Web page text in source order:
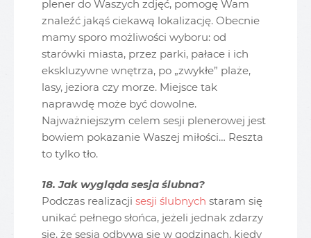
plener do Waszych zdjęć, pomogę Wam
znaleźć jakąś ciekawą lokalizację. Obecnie
mamy sporo możliwości wyboru: od
starówki miasta, przez parki, pałace i ich
ekskluzywne wnętrza, po „zwykłe” plaże,
lasy, jeziora czy morze. Miejsce tak
naprawdę może być dowolne.
Najważniejszym celem sesji plenerowej jest
bowiem pokazanie Waszej miłości… Reszta
to tylko tło.
18. Jak wygląda sesja ślubna?
Podczas realizacji sesji ślubnych staram się
unikać pełnego słońca, jeżeli jednak zdarzy
się, że sesja odbywa się w godzinach, kiedy